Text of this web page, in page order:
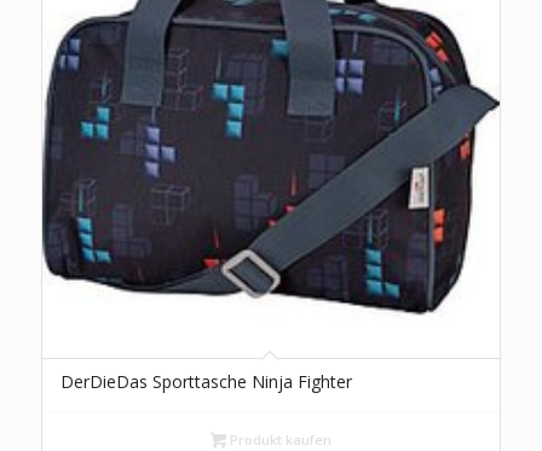
DerDieDas Sporttasche Ninja Fighter
Produkt kaufen